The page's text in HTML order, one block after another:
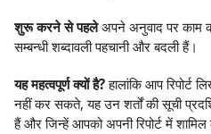
शुरू करने से पहलेअपने अनुवाद पर काम
सम्बन्धी शब्दावली पहचानी और बदली हैं।
यह महत्वपूर्ण क्यों है?हालांकि आप
नहीं कर सकते, यह उन शर्तों की सूची
हैं और जिन्हें आपको अपनी रिपोर्ट में